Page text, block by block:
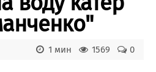
0
1569
1 мин